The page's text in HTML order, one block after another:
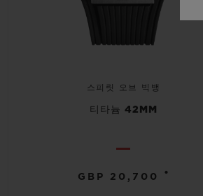
스피릿 오브 빅뱅
티타늄 42MM
GBP 20,700 •